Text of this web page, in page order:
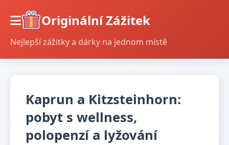
Originální Zážitek
Nejlepší zážitky a dárky na jednom místě
Kaprun a Kitzsteinhorn:
pobyt s wellness,
polopenzí a lyžování